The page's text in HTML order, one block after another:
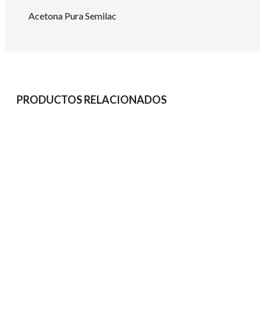
Acetona Pura Semilac
PRODUCTOS RELACIONADOS